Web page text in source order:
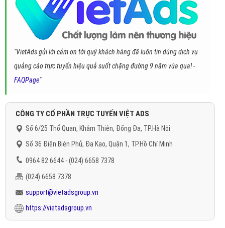
"VietAds gửi lời cảm ơn tới quý khách hàng đã luôn tin dùng dịch vụ
quảng cáo trực tuyến hiệu quả suốt chặng đường 9 năm vừa qua! -
FAQPage"
CÔNG TY CỔ PHẦN TRỰC TUYẾN VIỆT ADS
Số 6/25 Thổ Quan, Khâm Thiên, Đống Đa, TP.Hà Nội
Số 36 Điện Biên Phủ, Đa Kao, Quận 1, TP.Hồ Chí Minh
0964 82 6644 - (024) 6658 7378
(024) 6658 7378
support@vietadsgroup.vn
https://vietadsgroup.vn